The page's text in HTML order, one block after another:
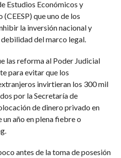
Estudios Económicos y
que uno de los
la inversión nacional y
del marco legal.
las reforma al Poder Judicial
para evitar que los
invirtieran los 300 mil
por la Secretaría de
de dinero privado en
año en plena fiebre o
antes de la toma de posesión